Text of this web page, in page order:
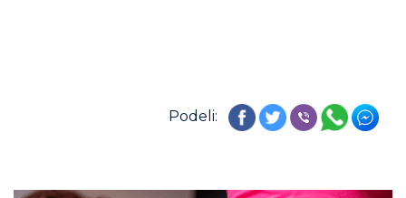
Podeli: